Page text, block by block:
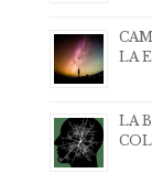
LA
LA